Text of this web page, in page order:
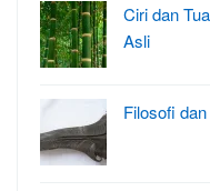
Ciri dan
Asli
Filosofi